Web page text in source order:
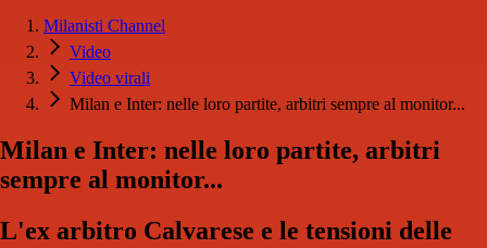
Milanisti Channel
Video
Video virali
Milan e Inter: nelle loro partite, arbitri sempre al monitor...
Milan e Inter: nelle loro partite, arbitri
sempre al monitor...
L'ex arbitro Calvarese e le tensioni delle